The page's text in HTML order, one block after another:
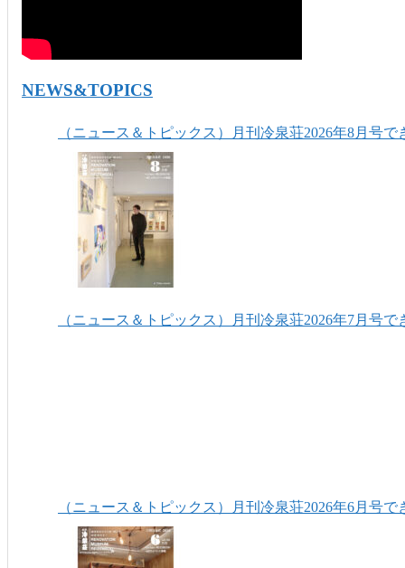
NEWS&TOPICS
（ニュース＆トピックス）月刊冷泉荘2026年8月号で
（ニュース＆トピックス）月刊冷泉荘2026年7月号で
（ニュース＆トピックス）月刊冷泉荘2026年6月号で